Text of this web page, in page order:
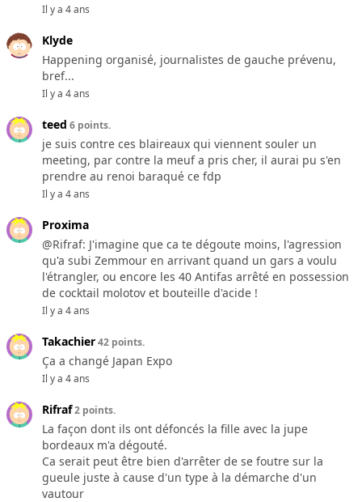
Il y a 4 ans
Klyde
Happening organisé, journalistes de gauche prévenu,
bref...
Il y a 4 ans
teed 6 points.
je suis contre ces blaireaux qui viennent souler un
meeting, par contre la meuf a pris cher, il aurai pu s'en
prendre au renoi baraqué ce fdp
Il y a 4 ans
Proxima
@Rifraf: J'imagine que ca te dégoute moins, l'agression
qu'a subi Zemmour en arrivant quand un gars a voulu
l'étrangler, ou encore les 40 Antifas arrêté en possession
de cocktail molotov et bouteille d'acide !
Il y a 4 ans
Takachier42 points.
Ça a changé Japan Expo
Il y a 4 ans
Rifraf2 points.
La façon dont ils ont défoncés la fille avec la jupe
bordeaux m'a dégouté.
Ca serait peut être bien d'arrêter de se foutre sur la
gueule juste à cause d'un type à la démarche d'un
vautour